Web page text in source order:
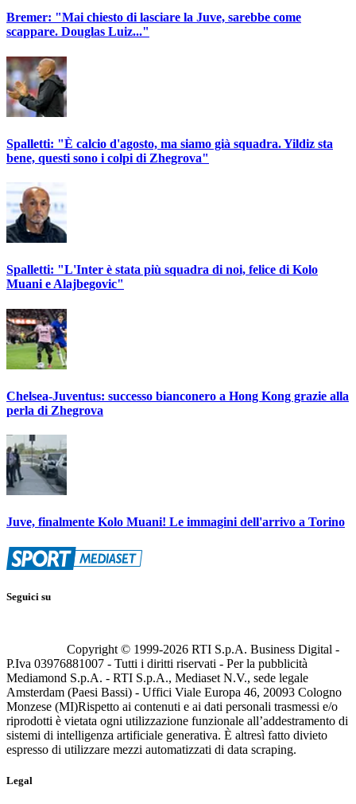
Bremer: "Mai chiesto di lasciare la Juve, sarebbe come
scappare. Douglas Luiz..."
Spalletti: "È calcio d'agosto, ma siamo già squadra. Yildiz sta
bene, questi sono i colpi di Zhegrova"
Spalletti: "L'Inter è stata più squadra di noi, felice di Kolo
Muani e Alajbegovic"
Chelsea-Juventus: successo bianconero a Hong Kong grazie alla
perla di Zhegrova
Juve, finalmente Kolo Muani! Le immagini dell'arrivo a Torino
Seguici su
Copyright © 1999-2026 RTI S.p.A. Business Digital -
P.Iva 03976881007 - Tutti i diritti riservati - Per la pubblicità
Mediamond S.p.A. - RTI S.p.A., Mediaset N.V., sede legale
Amsterdam (Paesi Bassi) - Uffici Viale Europa 46, 20093 Cologno
Monzese (MI)Rispetto ai contenuti e ai dati personali trasmessi e/o
riprodotti è vietata ogni utilizzazione funzionale all’addestramento di
sistemi di intelligenza artificiale generativa. È altresì fatto divieto
espresso di utilizzare mezzi automatizzati di data scraping.
Legal